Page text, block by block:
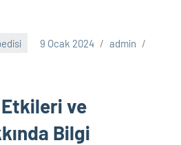
9 Ocak 2024
admin
ve
Bilgi